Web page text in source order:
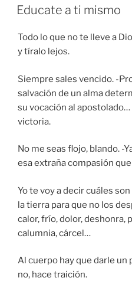
EL
Educate a ti mismo
Todo lo que no te lleve a
y tíralo lejos.
Siempre sales vencido. -
salvación de un alma
su vocación al
victoria.
No me seas flojo, blando. -
esa extraña compasión
Yo te voy a decir cuáles
la tierra para que no los
calor, frío, dolor, deshonra,
calumnia, cárcel…
Al cuerpo hay que darle un
no, hace traición.